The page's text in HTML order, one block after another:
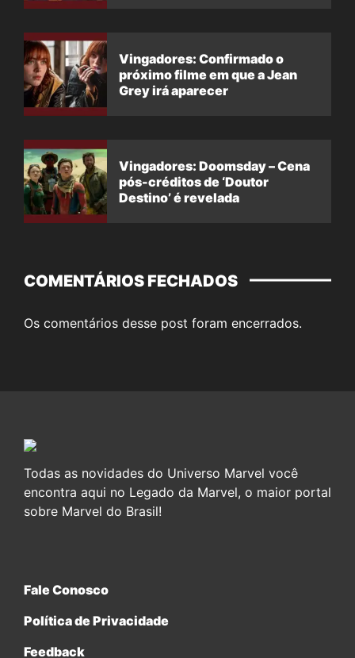
Vingadores: Confirmado o
próximo filme em que a Jean
Grey irá aparecer
Vingadores: Doomsday – Cena
pós-créditos de ‘Doutor
Destino’ é revelada
COMENTÁRIOS FECHADOS
Os comentários desse post foram encerrados.
Todas as novidades do Universo Marvel você
encontra aqui no Legado da Marvel, o maior portal
sobre Marvel do Brasil!
Fale Conosco
Política de Privacidade
Feedback